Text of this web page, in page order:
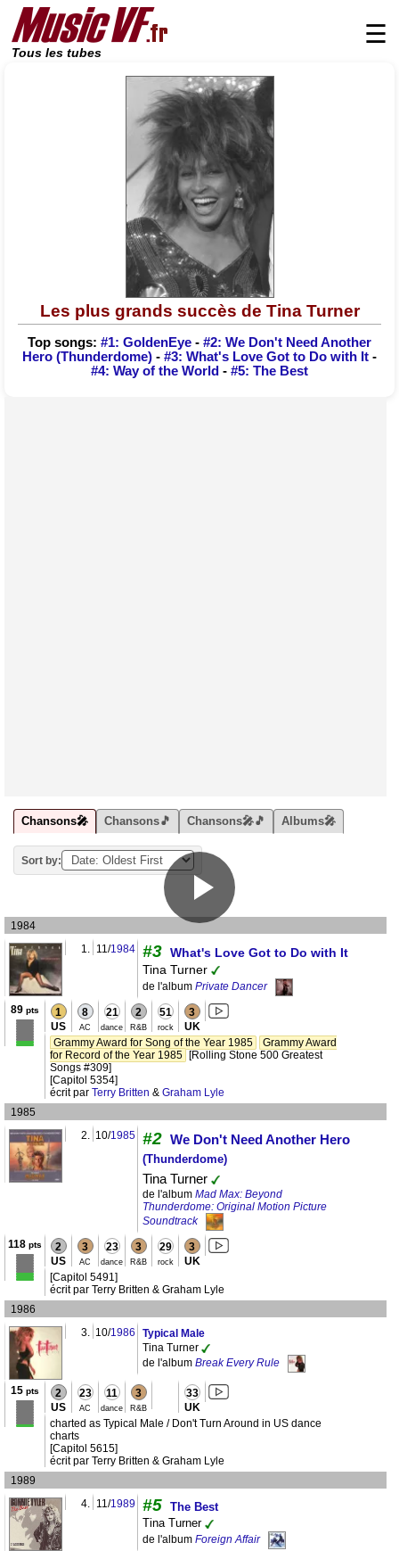
Tous les tubes
☰
Les plus grands succès de Tina Turner
Top songs: #1: GoldenEye - #2: We Don't Need Another
Hero (Thunderdome) - #3: What's Love Got to Do with It -
#4: Way of the World - #5: The Best
Chansons🎤 Chansons🎵 Chansons🎤🎵 Albums🎤
Sort by:
1984
1. 11/1984 #3 What's Love Got to Do with It
Tina Turner
de l'album Private Dancer
89 pts 1
US
8
AC
21
dance
2
R&B
51
rock
3
UK
Grammy Award for Song of the Year 1985
Grammy Award
for Record of the Year 1985 [Rolling Stone 500 Greatest
Songs #309]
[Capitol 5354]
écrit par Terry Britten & Graham Lyle
1985
2. 10/1985 #2 We Don't Need Another Hero
(Thunderdome)
Tina Turner
de l'album Mad Max: Beyond
Thunderdome: Original Motion Picture
Soundtrack
118 pts 2
US
3
AC
23
dance
3
R&B
29
rock
3
UK
[Capitol 5491]
écrit par Terry Britten & Graham Lyle
1986
3. 10/1986
Typical Male
Tina Turner
de l'album Break Every Rule
15 pts 2
US
23
AC
11
dance
3
R&B
33
UK
charted as Typical Male / Don't Turn Around in US dance
charts
[Capitol 5615]
écrit par Terry Britten & Graham Lyle
1989
4. 11/1989 #5 The Best
Tina Turner
de l'album Foreign Affair